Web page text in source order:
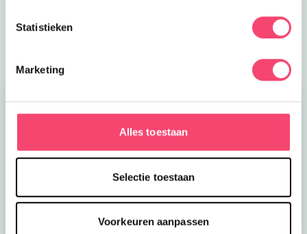
Statistieken
Marketing
Alles toestaan
Selectie toestaan
Voorkeuren aanpassen
Bekijk het aanbod
CODA
zomerboeken voor